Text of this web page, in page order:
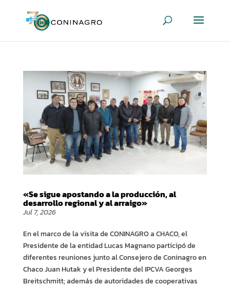
«Se sigue apostando a la producción, al
desarrollo regional y al arraigo»
Jul 7, 2026
En el marco de la visita de CONINAGRO a CHACO, el
Presidente de la entidad Lucas Magnano participó de
diferentes reuniones junto al Consejero de Coninagro en
Chaco Juan Hutak y el Presidente del IPCVA Georges
Breitschmitt; además de autoridades de cooperativas